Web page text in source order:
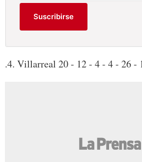
Suscribirse
.4. Villarreal 20 - 12 - 4 - 4 - 26 -